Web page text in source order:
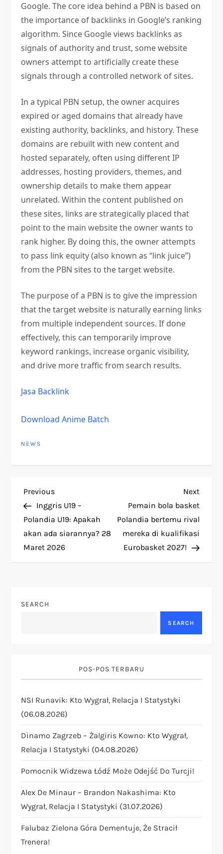
Google. The core idea behind a PBN is based on
the importance of backlinks in Google’s ranking
algorithm. Since Google views backlinks as
signals of authority and trust, some website
owners attempt to artificially create these
signals through a controlled network of sites.
In a typical PBN setup, the owner acquires
expired or aged domains that already have
existing authority, backlinks, and history. These
domains are rebuilt with new content and
hosted separately, often using different IP
addresses, hosting providers, themes, and
ownership details to make them appear
unrelated. Within the content published on
these sites, links are strategically placed that
point to the main website the owner wants to
rank higher. By doing this, the owner attempts
to pass link equity (also known as “link juice”)
from the PBN sites to the target website.
The purpose of a PBN is to give the impression
that the target website is naturally earning links
from multiple independent sources. If done
effectively, this can temporarily improve
keyword rankings, increase organic visibility,
and drive more traffic from search results.
Jasa Backlink
Download Anime Batch
NEWS
P
o
s
a
g
a
t
i
o
n
Previous
Post
Previous
Inggris U19 –
Polandia U19: Apakah
akan ada siarannya? 28
Maret 2026
Next
Post
Next
Pemain bola basket
Polandia bertemu rival
mereka di kualifikasi
Eurobasket 2027!
SEARCH
SEARCH
POS-POS TERBARU
NSI Runavik: Kto Wygrał, Relacja I Statystyki
(06.08.2026)
Dinamo Zagrzeb – Żalgiris Kowno: Kto Wygrał,
Relacja I Statystyki (04.08.2026)
Pomocnik Widzewa Łódź Może Odejść Do Turcji!
Alex De Minaur – Brandon Nakashima: Kto
Wygrał, Relacja I Statystyki (31.07.2026)
Falubaz Zielona Góra Dementuje, Że Stracił
Trenera!